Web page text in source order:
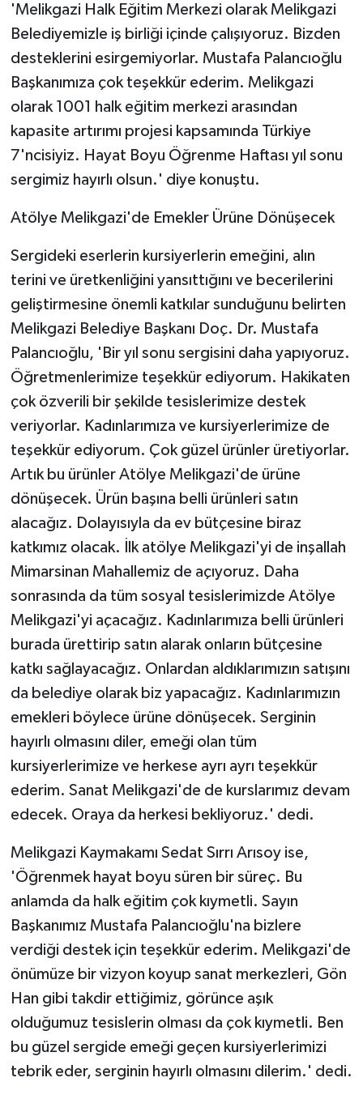
'Melikgazi Halk Eğitim Merkezi olarak Melikgazi
Belediyemizle iş birliği içinde çalışıyoruz. Bizden
desteklerini esirgemiyorlar. Mustafa Palancıoğlu
Başkanımıza çok teşekkür ederim. Melikgazi
olarak 1001 halk eğitim merkezi arasından
kapasite artırımı projesi kapsamında Türkiye
7'ncisiyiz. Hayat Boyu Öğrenme Haftası yıl sonu
sergimiz hayırlı olsun.' diye konuştu.
Atölye Melikgazi'de Emekler Ürüne Dönüşecek
Sergideki eserlerin kursiyerlerin emeğini, alın
terini ve üretkenliğini yansıttığını ve becerilerini
geliştirmesine önemli katkılar sunduğunu belirten
Melikgazi Belediye Başkanı Doç. Dr. Mustafa
Palancıoğlu, 'Bir yıl sonu sergisini daha yapıyoruz.
Öğretmenlerimize teşekkür ediyorum. Hakikaten
çok özverili bir şekilde tesislerimize destek
veriyorlar. Kadınlarımıza ve kursiyerlerimize de
teşekkür ediyorum. Çok güzel ürünler üretiyorlar.
Artık bu ürünler Atölye Melikgazi'de ürüne
dönüşecek. Ürün başına belli ürünleri satın
alacağız. Dolayısıyla da ev bütçesine biraz
katkımız olacak. İlk atölye Melikgazi'yi de inşallah
Mimarsinan Mahallemiz de açıyoruz. Daha
sonrasında da tüm sosyal tesislerimizde Atölye
Melikgazi'yi açacağız. Kadınlarımıza belli ürünleri
burada ürettirip satın alarak onların bütçesine
katkı sağlayacağız. Onlardan aldıklarımızın satışını
da belediye olarak biz yapacağız. Kadınlarımızın
emekleri böylece ürüne dönüşecek. Serginin
hayırlı olmasını diler, emeği olan tüm
kursiyerlerimize ve herkese ayrı ayrı teşekkür
ederim. Sanat Melikgazi'de de kurslarımız devam
edecek. Oraya da herkesi bekliyoruz.' dedi.
Melikgazi Kaymakamı Sedat Sırrı Arısoy ise,
'Öğrenmek hayat boyu süren bir süreç. Bu
anlamda da halk eğitim çok kıymetli. Sayın
Başkanımız Mustafa Palancıoğlu'na bizlere
verdiği destek için teşekkür ederim. Melikgazi'de
önümüze bir vizyon koyup sanat merkezleri, Gön
Han gibi takdir ettiğimiz, görünce aşık
olduğumuz tesislerin olması da çok kıymetli. Ben
bu güzel sergide emeği geçen kursiyerlerimizi
tebrik eder, serginin hayırlı olmasını dilerim.' dedi.